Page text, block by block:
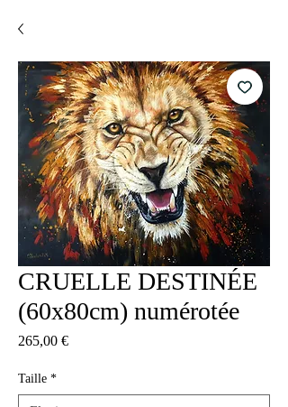
CRUELLE DESTINÉE
(60x80cm) numérotée
265,00 €Precio
Taille *